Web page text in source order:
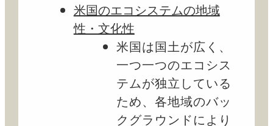
米国のエコシステムの地域
性・文化性
米国は国土が広く、
一つ一つのエコシス
テムが独立している
ため、各地域のバッ
クグラウンドにより